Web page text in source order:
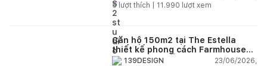
5 lượt thích | 11.990 lượt xem
Căn hộ 150m2 tại The Estella
thiết kế phong cách Farmhouse
thanh lịch và ấm áp
139DESIGN
23/06/2026,